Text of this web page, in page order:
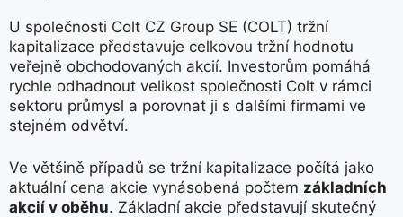
U společnosti Colt CZ Group SE (COLT) tržní
kapitalizace představuje celkovou tržní hodnotu
veřejně obchodovaných akcií. Investorům pomáhá
rychle odhadnout velikost společnosti Colt v rámci
sektoru průmysl a porovnat ji s dalšími firmami ve
stejném odvětví.
Ve většině případů se tržní kapitalizace počítá jako
aktuální cena akcie vynásobená počtem základních
akcií v oběhu. Základní akcie představují skutečný